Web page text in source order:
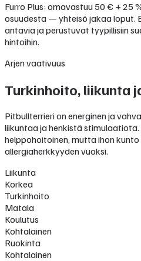
Furro Plus: omavastuu 50 € + 25
osuudesta — yhteisö jakaa loput.
antavia ja perustuvat tyypillisiin
hintoihin.
Arjen vaativuus
Turkinhoito, liikunta
Pitbullterrieri on energinen ja
liikuntaa ja henkistä
helppohoitoinen, mutta ihon
allergiaherkkyyden vuoksi.
Liikunta
Korkea
Turkinhoito
Matala
Koulutus
Kohtalainen
Ruokinta
Kohtalainen